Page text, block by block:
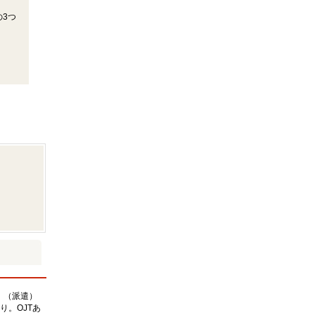
3つ
派遣）
。OJTあ